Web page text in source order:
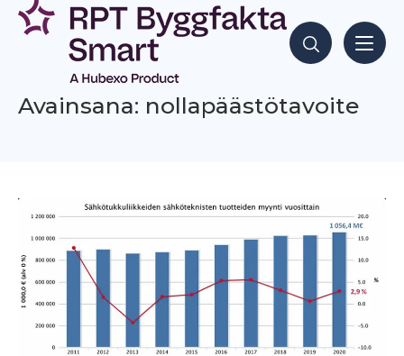
Siirry
sisältöön
Hae sisältöjä
Avainsana: nollapäästötavoite